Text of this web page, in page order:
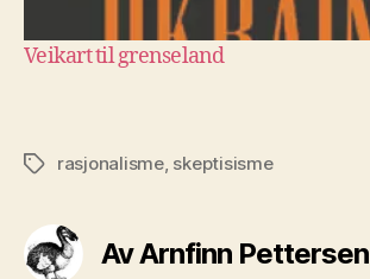
Veikart til grenseland
Stikkordrasjonalisme, skeptisisme
Av Arnfinn Pettersen